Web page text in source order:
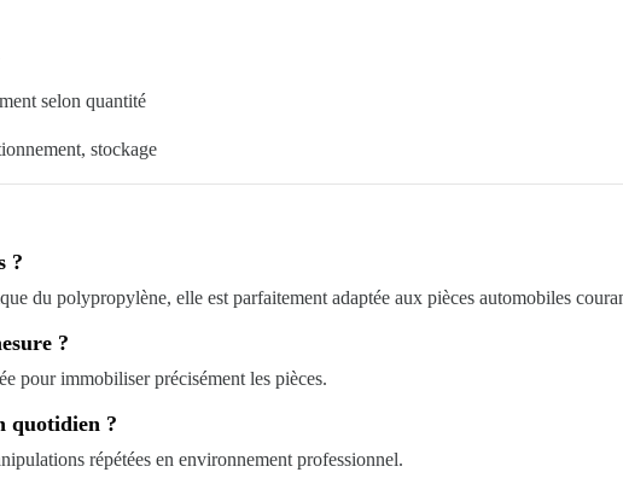
selon quantité
stockage
?
du polypropylène, elle est parfaitement adaptée aux pièces automobiles
?
pour immobiliser précisément les pièces.
quotidien ?
répétées en environnement professionnel.